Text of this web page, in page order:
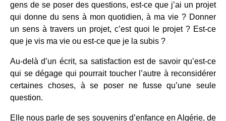
gens de se poser des questions, est-ce que j’ai un projet
qui donne du sens à mon quotidien, à ma vie ? Donner
un sens à travers un projet, c’est quoi le projet ? Est-ce
que je vis ma vie ou est-ce que je la subis ?
Au-delà d’un écrit, sa satisfaction est de savoir qu’est-ce
qui se dégage qui pourrait toucher l’autre à reconsidérer
certaines choses, à se poser ne fusse qu’une seule
question.
Elle nous parle de ses souvenirs d’enfance en Algérie, de